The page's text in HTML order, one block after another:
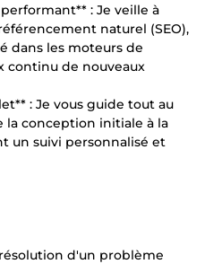
: Je veille à
naturel (SEO),
dans les moteurs de
continu de nouveaux
: Je vous guide tout au
conception initiale à la
un suivi personnalisé et
d'un problème